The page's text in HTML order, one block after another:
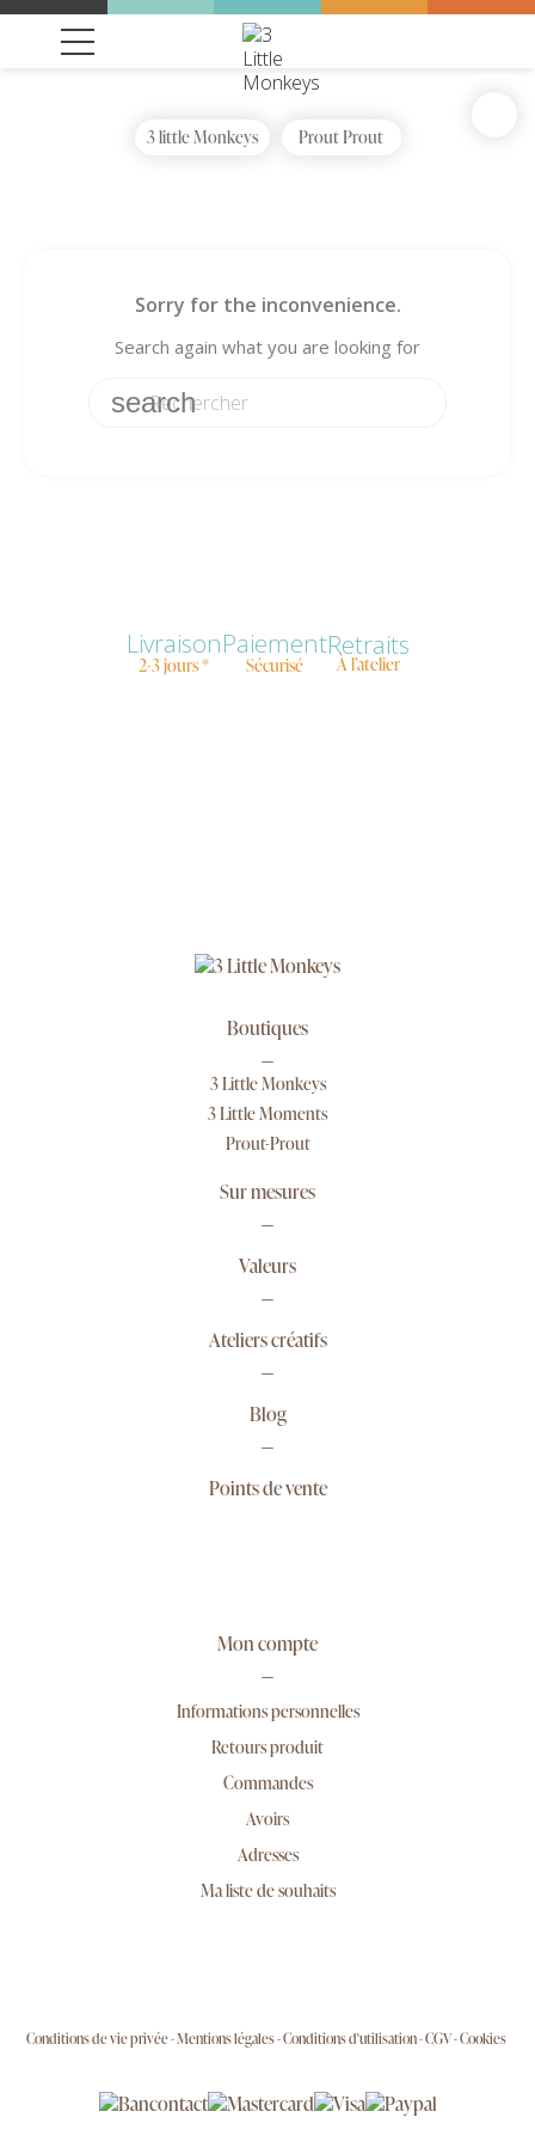
3 little Monkeys Prout Prout
Sorry for the inconvenience.
Search again what you are looking for
search
Livraison
2-3 jours *
Paiement
Sécurisé
Retraits
À l’atelier
Boutiques
3 Little Monkeys
3 Little Moments
Prout-Prout
Sur mesures
Valeurs
Ateliers créatifs
Blog
Points de vente
Mon compte
Informations personnelles
Retours produit
Commandes
Avoirs
Adresses
Ma liste de souhaits
Conditions de vie privée Mentions légales Conditions d'utilisation CGV Cookies